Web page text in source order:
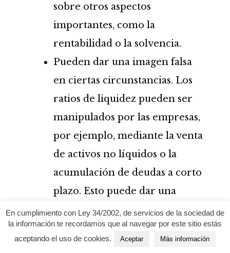
sobre otros aspectos
importantes, como la
rentabilidad o la solvencia.
Pueden dar una imagen falsa
en ciertas circunstancias. Los
ratios de liquidez pueden ser
manipulados por las empresas,
por ejemplo, mediante la venta
de activos no líquidos o la
acumulación de deudas a corto
plazo. Esto puede dar una
imagen falsa de la situación
financiera de la empresa y
llevar a decisiones equivocadas.
En cumplimiento con Ley 34/2002, de servicios de la sociedad de
la información te recordamos que al navegar por este sitio estás
aceptando el uso de cookies.
Aceptar Más información